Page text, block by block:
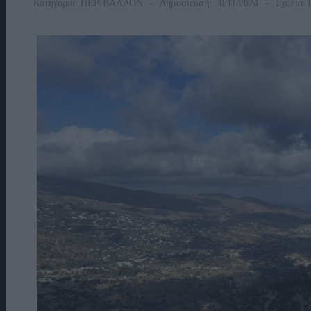
Κατηγορία: ΠΕΡΙΒΑΛΛΟΝ Δημοσίευση: 10/11/2024 Σχόλια: